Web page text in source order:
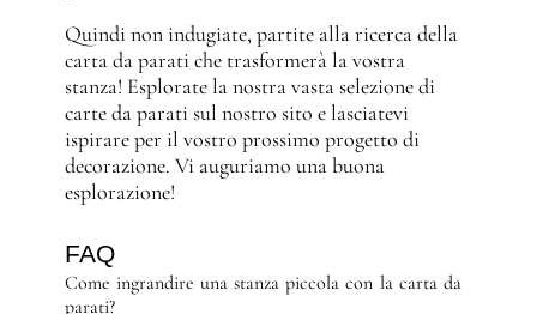
Quindi non indugiate, partite alla ricerca della
carta da parati che trasformerà la vostra
stanza! Esplorate la nostra vasta selezione di
carte da parati sul nostro sito e lasciatevi
ispirare per il vostro prossimo progetto di
decorazione. Vi auguriamo una buona
esplorazione!
FAQ
Come ingrandire una stanza piccola con la carta da
parati?